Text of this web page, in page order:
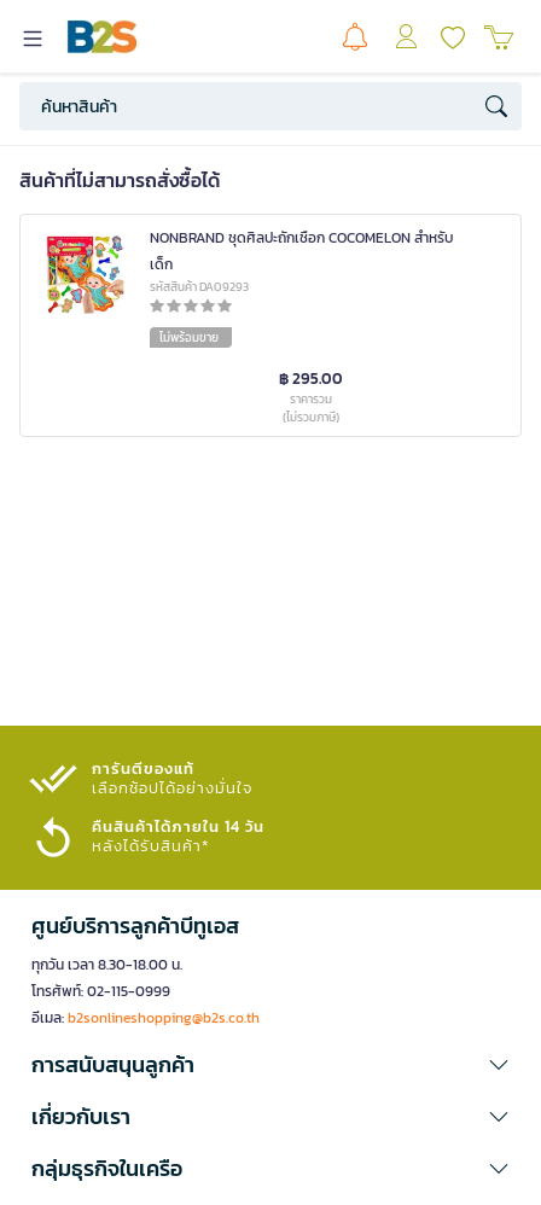
สินค้าที่ไม่สามารถสั่งซื้อได้
NONBRAND ชุดศิลปะถักเชือก COCOMELON สำหรับ
เด็ก
รหัสสินค้า DA09293
ไม่พร้อมขาย
฿ 295.00
ราคารวม
(ไม่รวมภาษี)
การันตีของแท้
เลือกช้อปได้อย่างมั่นใจ​
คืนสินค้าได้ภายใน 14 วัน
หลังได้รับสินค้า*
ศูนย์บริการลูกค้าบีทูเอส
ทุกวัน เวลา 8.30-18.00 น.
โทรศัพท์: 02-115-0999
อีเมล:b2sonlineshopping@b2s.co.th
การสนับสนุนลูกค้า
เกี่ยวกับเรา
กลุ่มธุรกิจในเครือ